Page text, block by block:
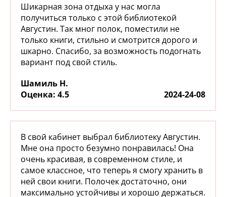
Шикарная зона отдыха у нас могла
получиться только с этой библиотекой
Августин. Так мног полок, поместили не
только книги, стильно и смотрится дорого и
шкарно. Спасибо, за возможность подогнать
вариант под свой стиль.
Шамиль Н.
: 4.5 2024-24-08
В свой кабинет выбрал библиотеку Августин.
Мне она просто безумно понравилась! Она
очень красивая, в современном стиле, и
самое классное, что теперь я смогу хранить в
ней свои книги. Полочек достаточно, они
максимально устойчивы и хорошо держаться.